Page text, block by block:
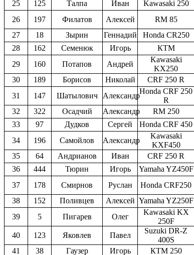
25
125 Талпа Иван Kawasaki 250
26
197 Филатов Алексей RM 85
27
18 Зырин Геннадий Honda CR250
28
162 Семенюк Игорь КТМ
29
160 Потапов Андрей
Kawasaki
KX250
30
189 Борисов Николай CRF 250 R
31
147 Шатылович Александр
Honda CRF 250
R
32
322 Осадчий Александр RM 250
33
97 Дудков Сергей Honda CRF 450
34
196 Самойлов Александр
Kawasaki
KXF450
35
64 Андрианов Иван CRF 250 R
36
444 Тюрин Игорь Yamaha YZ450F
37
178 Смирнов Руслан Honda CRF250
38
152 Поливцев Алексей Yamaha YZ250F
39
5 Пигарев Олег
Kawasaki KX
250F
40 123 Яковлев Павел
Suzuki DR-Z
400S
41
38 Гаузер Игорь КТМ 250